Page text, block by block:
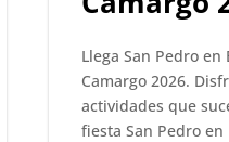
Llega San Pedro en
Camargo 2026.
actividades que
fiesta San Pedro en